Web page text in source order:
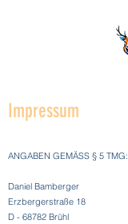
Impressum
ANGABEN GEMÄSS § 5 TMG:​
Daniel Bamberger
Erzbergerstraße 18
D - 68782 Brühl